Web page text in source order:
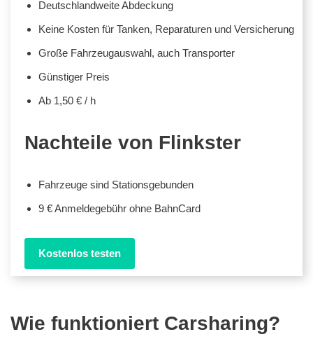
Deutschlandweite Abdeckung
Keine Kosten für Tanken, Reparaturen und Versicherung
Große Fahrzeugauswahl, auch Transporter
Günstiger Preis
Ab 1,50 € / h
Nachteile von Flinkster
Fahrzeuge sind Stationsgebunden
9 € Anmeldegebühr ohne BahnCard
Kostenlos testen
Wie funktioniert Carsharing?